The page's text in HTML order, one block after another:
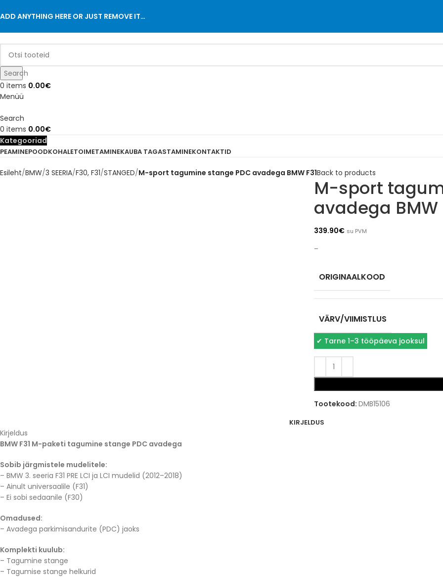
ADD ANYTHING HERE OR JUST REMOVE IT…
Search
0 items 0.00€
Menüü
Search
0 items 0.00€
Kategooriad
PEAMINEPOODKOHALETOIMETAMINEKAUBA TAGASTAMINEKONTAKTID
Esileht BMW 3 SEERIA F30, F31 STANGED M-sport tagumine stange PDC avadega BMW F31Back to products
M-sport
avadega BMW
339.90€ su PVM
–
ORIGINAALKOOD
VÄRV/VIIMISTLUS
✔ Tarne 1–3 tööpäeva jooksul
Tootekood: DMB15106
KIRJELDUS
Kirjeldus
BMW F31 M-paketi tagumine stange PDC avadega
Sobib järgmistele mudelitele:
– BMW 3. seeria F31 PRE LCI ja LCI mudelid (2012–2018)
– Ainult universaalile (F31)
– Ei sobi sedaanile (F30)
Omadused:
– Avadega parkimisandurite (PDC) jaoks
Komplekti kuulub:
– Tagumine stange
– Tagumise stange helkurid